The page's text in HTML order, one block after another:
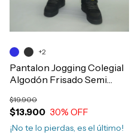
Pantalon Jogging Colegial
Algodón Frisado Semi
$13.900
$19.900
30% OFF
¡No te lo pierdas, es el último!
+2